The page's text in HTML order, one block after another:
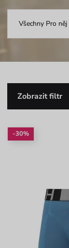
Všechny Pro něj
Zobrazit filtr
-30%